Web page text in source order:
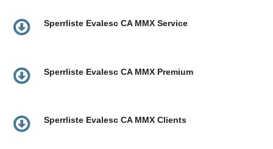
Sperrliste Evalesc CA MMX Service
Sperrliste Evalesc CA MMX Premium
Sperrliste Evalesc CA MMX Clients